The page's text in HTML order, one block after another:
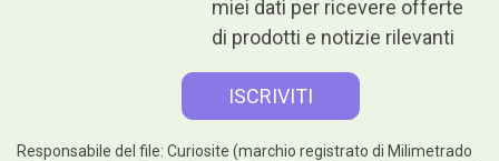
miei dati per ricevere offerte
di prodotti e notizie rilevanti
Responsabile del file: Curiosite (marchio registrato di Milimetrado